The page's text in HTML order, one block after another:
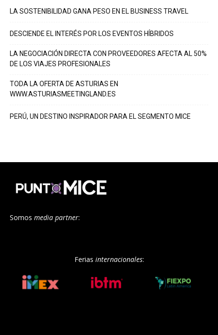
LA SOSTENIBILIDAD GANA PESO EN EL BUSINESS TRAVEL
DESCIENDE EL INTERÉS POR LOS EVENTOS HÍBRIDOS
LA NEGOCIACIÓN DIRECTA CON PROVEEDORES AFECTA AL 50%
DE LOS VIAJES PROFESIONALES
TODA LA OFERTA DE ASTURIAS EN
WWW.ASTURIASMEETINGLAND.ES
PERÚ, UN DESTINO INSPIRADOR PARA EL SEGMENTO MICE
Somos media partner:
Ferias internacionales: